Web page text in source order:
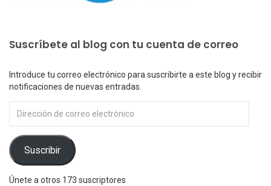
Suscríbete al blog con tu cuenta de correo
Introduce tu correo electrónico para suscribirte a este blog y recibir
notificaciones de nuevas entradas.
de
electrónico
Suscribir
Únete a otros 173 suscriptores